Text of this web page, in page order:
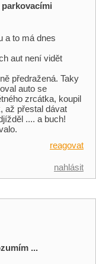
a to má dnes
aut není vidět
předražená. Taky
auto se
zrcátka, koupil
až přestal dávat
.... a buch!
reagovat
nahlásit
...